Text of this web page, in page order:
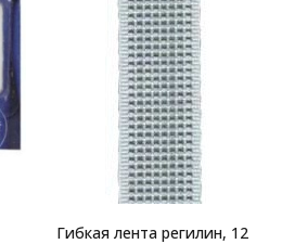
Гибкая лента регилин, 12